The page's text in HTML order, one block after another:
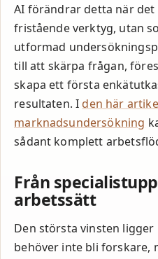
AI förändrar detta när
fristående verktyg, utan
utformad
till att skärpa frågan,
skapa ett första
resultaten. I den här
marknadsundersökning
sådant komplett
Från
arbetssätt
Den största vinsten ligger
behöver inte bli forskare,